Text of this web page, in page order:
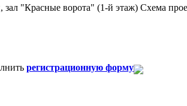
"Красные ворота" (1-й этаж) Схема
регистрационную форму